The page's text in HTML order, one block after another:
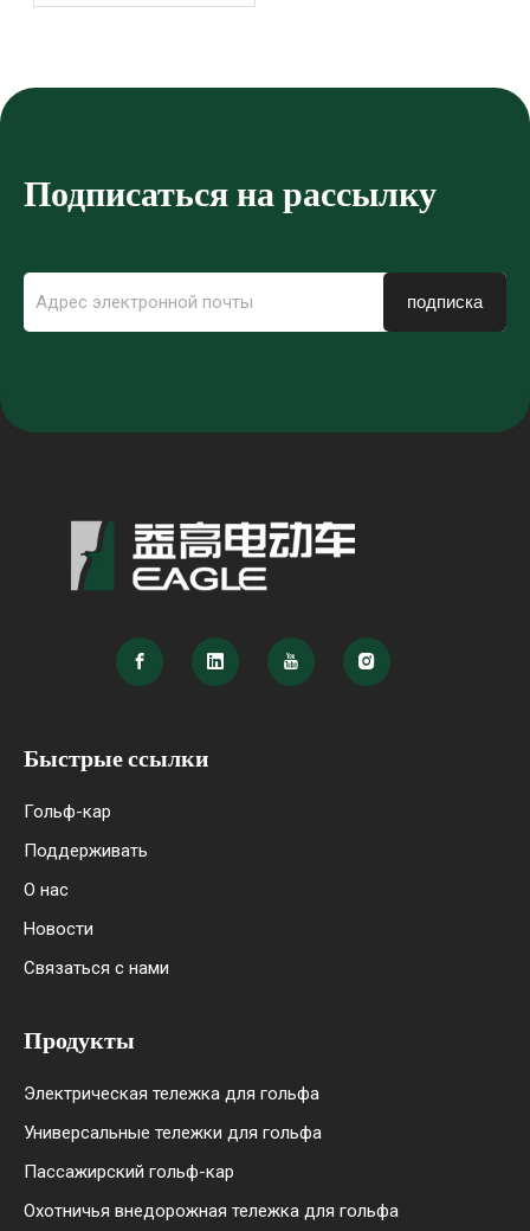
туристические
Подписаться на рассылку
подписка
Быстрые ссылки
Гольф-кар
Поддерживать
О нас
Новости
Связаться с нами
Продукты
Электрическая тележка для гольфа
Универсальные тележки для гольфа
Пассажирский гольф-кар
Охотничья внедорожная тележка для гольфа